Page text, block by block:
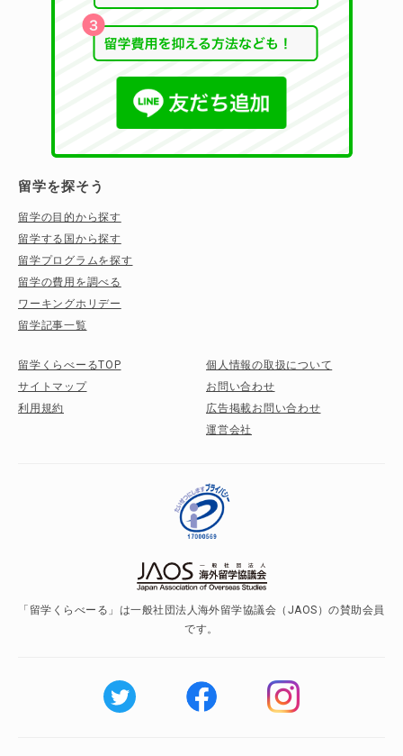
留学を探そう
留学の目的から探す
留学する国から探す
留学プログラムを探す
留学の費用を調べる
ワーキングホリデー
留学記事一覧
留学くらべーるTOP
サイトマップ
利用規約
個人情報の取扱について
お問い合わせ
広告掲載お問い合わせ
運営会社
「留学くらべーる」は一般社団法人海外留学協議会（JAOS）の賛助会員
です。